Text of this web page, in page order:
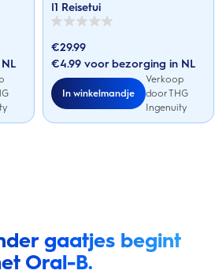
|1 Reisetui
0.0
de
5
€29.99
€4.99 voor bezorging in NL
In winkelmandje
Verkoop
door THG
Ingenuity
gaatjes begint
Oral-B.